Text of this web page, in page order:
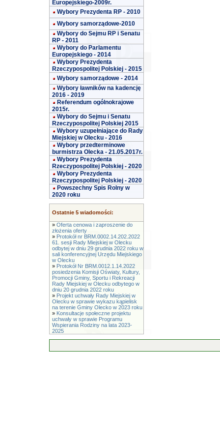
Europejskiego-2009r.
Wybory Prezydenta RP - 2010
Wybory samorządowe-2010
Wybory do Sejmu RP i Senatu
RP - 2011
Wybory do Parlamentu
Europejskiego - 2014
Wybory Prezydenta
Rzeczypospolitej Polskiej - 2015
Wybory samorządowe - 2014
Wybory ławników na kadencję
2016 - 2019
Referendum ogólnokrajowe
2015r.
Wybory do Sejmu i Senatu
Rzeczypospolitej Polskiej 2015
Wybory uzupełniające do Rady
Miejskiej w Olecku - 2016
Wybory przedterminowe
burmistrza Olecka - 21.05.2017r.
Wybory Prezydenta
Rzeczypospolitej Polskiej - 2020
Wybory Prezydenta
Rzeczypospolitej Polskiej - 2020
Powszechny Spis Rolny w
2020 roku
Ostatnie 5 wiadomości:
» Oferta cenowa i zaproszenie do
złożenia oferty
» Protokół nr BRM.0002.14.202.2022
61. sesji Rady Miejskiej w Olecku
odbytej w dniu 29 grudnia 2022 roku w
sali konferencyjnej Urzędu Miejskiego
w Olecku
» Protokół Nr BRM.0012.1.14.2022
posiedzenia Komisji Oświaty, Kultury,
Promocji Gminy, Sportu i Rekreacji
Rady Miejskiej w Olecku odbytego w
dniu 20 grudnia 2022 roku
» Projekt uchwały Rady Miejskiej w
Olecku w sprawie wykazu kąpielisk
na terenie Gminy Olecko w 2023 roku
» Konsultacje społeczne projektu
uchwały w sprawie Programu
Wspierania Rodziny na lata 2023-
2025